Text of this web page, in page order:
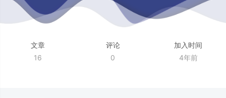
文章
16
评论
0
加入时间
4年前